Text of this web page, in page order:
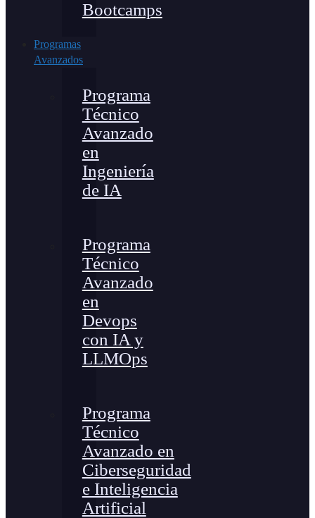
Bootcamps
Programas
Avanzados
Programa
Técnico
Avanzado
en
Ingeniería
de IA
Programa
Técnico
Avanzado
en
Devops
con IA y
LLMOps
Programa
Técnico
Avanzado en
Ciberseguridad
e Inteligencia
Artificial